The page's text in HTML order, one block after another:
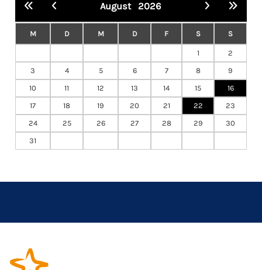
August 2026
M D M D F S S
1
2
3
4 5 6 7 8
9
10
11 12 13 14 15
16
17
18 19 20 21 22
23
24
25 26 27 28 29
30
31